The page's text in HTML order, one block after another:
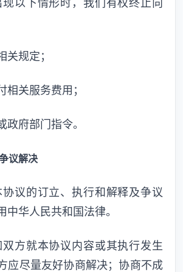
以下情形时，我们有权终止向
关规定；
相关服务费用；
政府部门指令。
议解决
议的订立、执行和解释及争议
中华人民共和国法律。
方就本协议内容或其执行发生
应尽量友好协商解决；协商不成